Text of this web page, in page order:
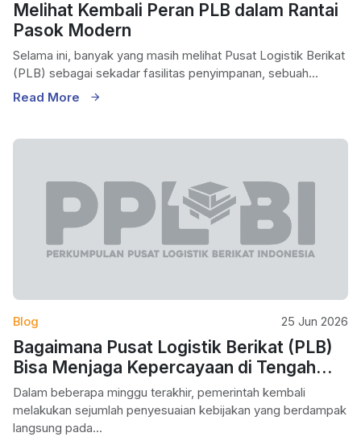
Melihat Kembali Peran PLB dalam Rantai
Pasok Modern
Selama ini, banyak yang masih melihat Pusat Logistik Berikat
(PLB) sebagai sekadar fasilitas penyimpanan, sebuah...
Read More
Blog 25 Jun 2026
Bagaimana Pusat Logistik Berikat (PLB)
Bisa Menjaga Kepercayaan di Tengah
Perubahan Regulasi Impor
Dalam beberapa minggu terakhir, pemerintah kembali
melakukan sejumlah penyesuaian kebijakan yang berdampak
langsung pada...